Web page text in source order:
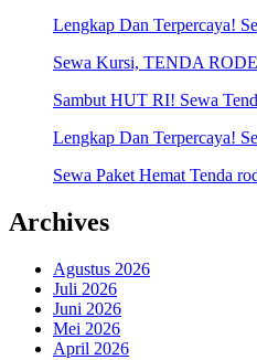
Lengkap Dan Terpercaya!
Sewa Kursi, TENDA
Sambut HUT RI! Sewa
Lengkap Dan Terpercaya!
Sewa Paket Hemat Tenda
Archives
Agustus 2026
Juli 2026
Juni 2026
Mei 2026
April 2026